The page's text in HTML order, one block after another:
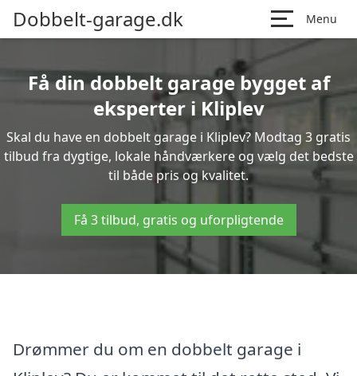
Dobbelt-garage.dk Menu
Få din dobbelt garage bygget af
eksperter i Kliplev
Skal du have en dobbelt garage i Kliplev? Modtag 3 gratis
tilbud fra dygtige, lokale håndværkere og vælg det bedste
til både pris og kvalitet.
Få 3 tilbud, gratis og uforpligtende
Drømmer du om en dobbelt garage i